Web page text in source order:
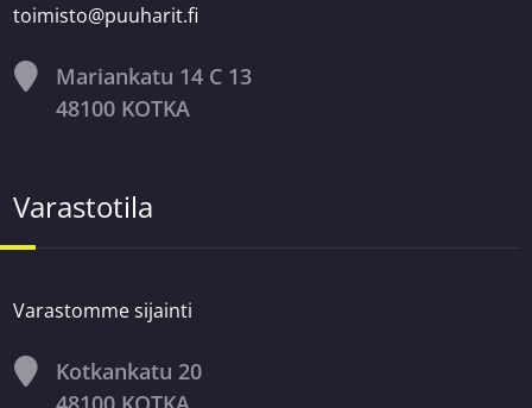
toimisto@puuharit.fi
Mariankatu 14 C 13
48100 KOTKA
Varastotila
Varastomme sijainti
Kotkankatu 20